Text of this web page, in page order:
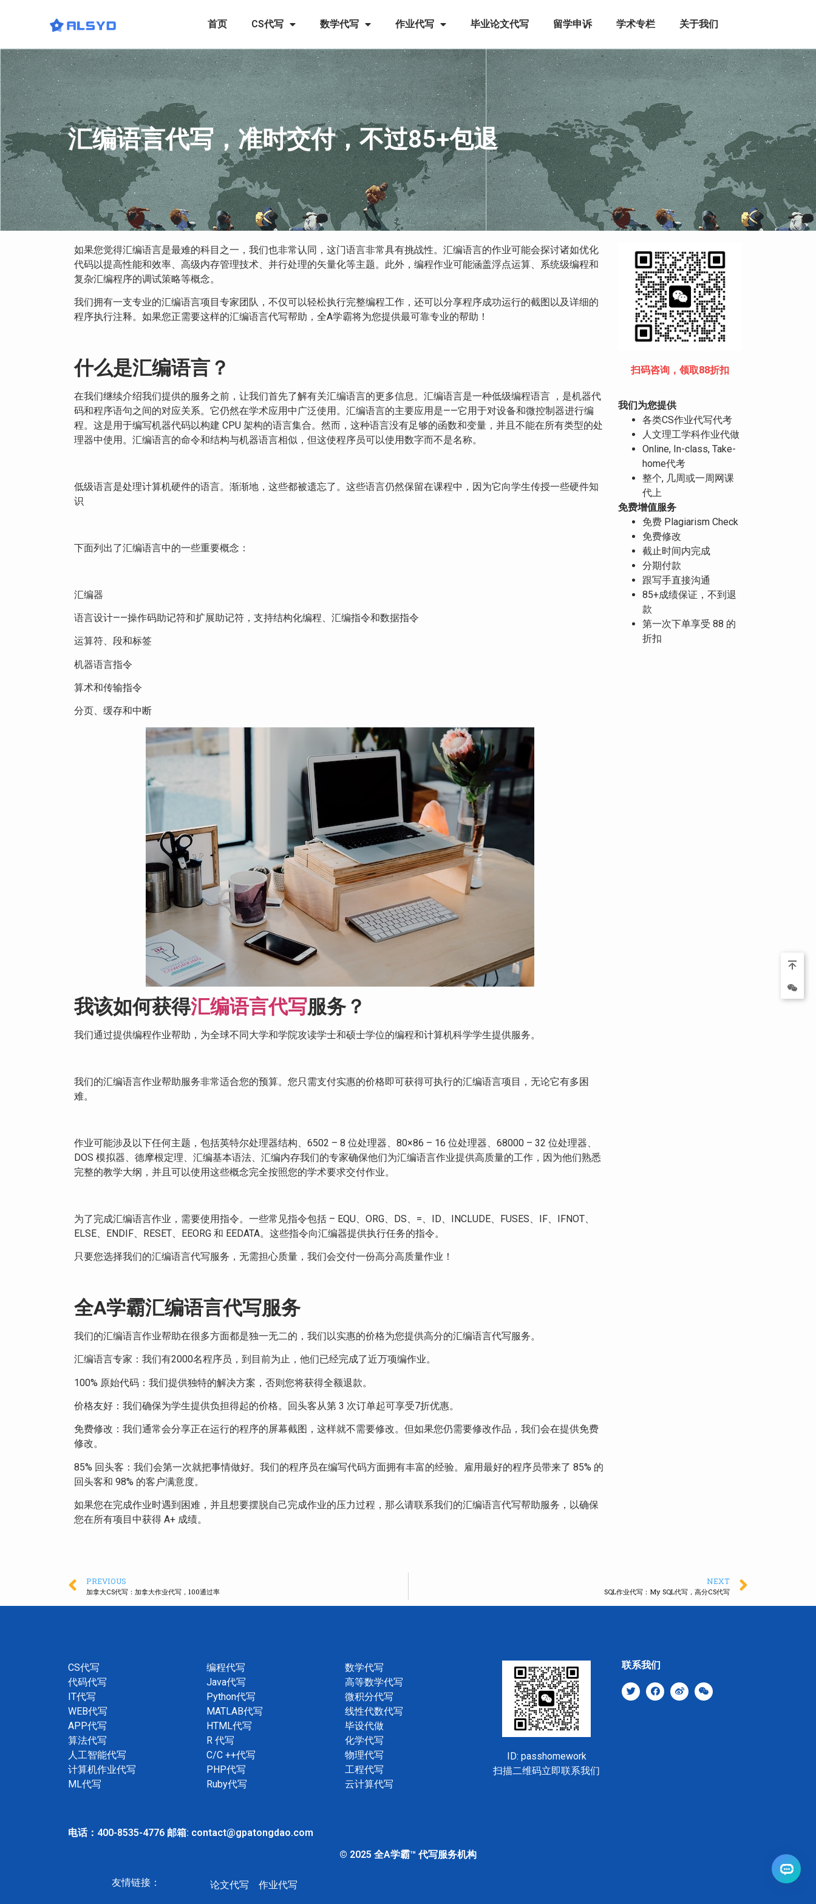
首页 CS代写 数学代写 作业代写 毕业论文代写 留学申诉 学术专栏 关于我们
汇编语言代写，准时交付，不过85+包退
如果您觉得汇编语言是最难的科目之一，我们也非常认同，这门语言非常具有挑战性。汇编语言的作业可能会探讨诸如优化
代码以提高性能和效率、高级内存管理技术、并行处理的矢量化等主题。此外，编程作业可能涵盖浮点运算、系统级编程和
复杂汇编程序的调试策略等概念。
我们拥有一支专业的汇编语言项目专家团队，不仅可以轻松执行完整编程工作，还可以分享程序成功运行的截图以及详细的
程序执行注释。如果您正需要这样的汇编语言代写帮助，全A学霸将为您提供最可靠专业的帮助！
什么是汇编语言？
在我们继续介绍我们提供的服务之前，让我们首先了解有关汇编语言的更多信息。汇编语言是一种低级编程语言 ，是机器代
码和程序语句之间的对应关系。它仍然在学术应用中广泛使用。汇编语言的主要应用是——它用于对设备和微控制器进行编
程。这是用于编写机器代码以构建 CPU 架构的语言集合。然而，这种语言没有足够的函数和变量，并且不能在所有类型的处
理器中使用。汇编语言的命令和结构与机器语言相似，但这使程序员可以使用数字而不是名称。
低级语言是处理计算机硬件的语言。渐渐地，这些都被遗忘了。这些语言仍然保留在课程中，因为它向学生传授一些硬件知
识
下面列出了汇编语言中的一些重要概念：
汇编器
语言设计——操作码助记符和扩展助记符，支持结构化编程、汇编指令和数据指令
运算符、段和标签
机器语言指令
算术和传输指令
分页、缓存和中断
我该如何获得汇编语言代写服务？
我们通过提供编程作业帮助，为全球不同大学和学院攻读学士和硕士学位的编程和计算机科学学生提供服务。
我们的汇编语言作业帮助服务非常适合您的预算。您只需支付实惠的价格即可获得可执行的汇编语言项目，无论它有多困
难。
作业可能涉及以下任何主题，包括英特尔处理器结构、6502 – 8 位处理器、80×86 – 16 位处理器、68000 – 32 位处理器、
DOS 模拟器、德摩根定理、汇编基本语法、汇编内存我们的专家确保他们为汇编语言作业提供高质量的工作，因为他们熟悉
完整的教学大纲，并且可以使用这些概念完全按照您的学术要求交付作业。
为了完成汇编语言作业，需要使用指令。一些常见指令包括 – EQU、ORG、DS、=、ID、INCLUDE、FUSES、IF、IFNOT、
ELSE、ENDIF、RESET、EEORG 和 EEDATA。这些指令向汇编器提供执行任务的指令。
只要您选择我们的汇编语言代写服务，无需担心质量，我们会交付一份高分高质量作业！
全A学霸汇编语言代写服务
我们的汇编语言作业帮助在很多方面都是独一无二的，我们以实惠的价格为您提供高分的汇编语言代写服务。
汇编语言专家：我们有2000名程序员，到目前为止，他们已经完成了近万项编作业。
100% 原始代码：我们提供独特的解决方案，否则您将获得全额退款。
价格友好：我们确保为学生提供负担得起的价格。回头客从第 3 次订单起可享受7折优惠。
免费修改：我们通常会分享正在运行的程序的屏幕截图，这样就不需要修改。但如果您仍需要修改作品，我们会在提供免费
修改。
85% 回头客：我们会第一次就把事情做好。我们的程序员在编写代码方面拥有丰富的经验。雇用最好的程序员带来了 85% 的
回头客和 98% 的客户满意度。
如果您在完成作业时遇到困难，并且想要摆脱自己完成作业的压力过程，那么请联系我们的汇编语言代写帮助服务，以确保
您在所有项目中获得 A+ 成绩。
扫码咨询，领取88折扣
我们为您提供
各类CS作业代写代考
人文理工学科作业代做
Online, In-class, Take-
home代考
整个, 几周或一周网课
代上
免费增值服务
免费 Plagiarism Check
免费修改
截止时间内完成
分期付款
跟写手直接沟通
85+成绩保证，不到退
款
第一次下单享受 88 的
折扣
PREVIOUS
加拿大CS代写：加拿大作业代写，100通过率
NEXT
SQL作业代写：My SQL代写，高分CS代写
CS代写
代码代写
IT代写
WEB代写
APP代写
算法代写
人工智能代写
计算机作业代写
ML代写
编程代写
Java代写
Python代写
MATLAB代写
HTML代写
R 代写
C/C ++代写
PHP代写
Ruby代写
数学代写
高等数学代写
微积分代写
线性代数代写
毕设代做
化学代写
物理代写
工程代写
云计算代写
ID: passhomework
扫描二维码立即联系我们
联系我们
电话：400-8535-4776 邮箱: contact@gpatongdao.com
© 2025 全A学霸™ 代写服务机构
友情链接： 论文代写 作业代写